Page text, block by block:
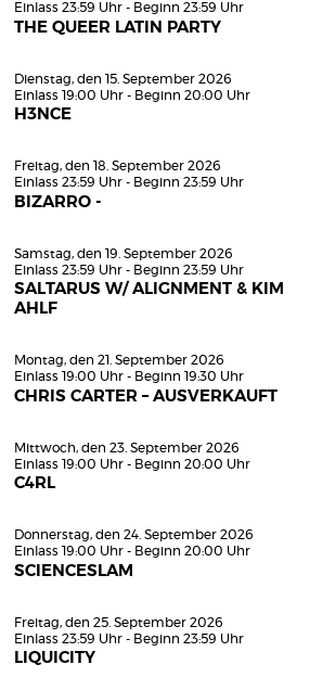
Einlass 23:59 Uhr - Beginn 23:59 Uhr
THE QUEER LATIN PARTY
Dienstag, den 15. September 2026
Einlass 19:00 Uhr - Beginn 20:00 Uhr
H3NCE
Freitag, den 18. September 2026
Einlass 23:59 Uhr - Beginn 23:59 Uhr
BIZARRO -
Samstag, den 19. September 2026
Einlass 23:59 Uhr - Beginn 23:59 Uhr
SALTARUS W/ ALIGNMENT & KIM
AHLF
Montag, den 21. September 2026
Einlass 19:00 Uhr - Beginn 19:30 Uhr
CHRIS CARTER – AUSVERKAUFT
Mittwoch, den 23. September 2026
Einlass 19:00 Uhr - Beginn 20:00 Uhr
C4RL
Donnerstag, den 24. September 2026
Einlass 19:00 Uhr - Beginn 20:00 Uhr
SCIENCESLAM
Freitag, den 25. September 2026
Einlass 23:59 Uhr - Beginn 23:59 Uhr
LIQUICITY